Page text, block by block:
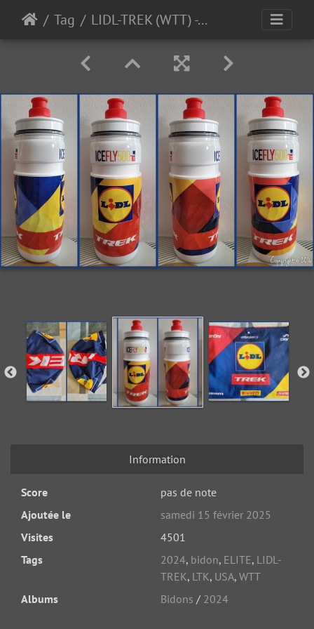
Tag LIDL-TREK (WTT) - THERMIQUE - 2024
Information
Score
pas de note
Ajoutée le
samedi 15 février 2025
Visites
4501
Tags
2024, bidon, ELITE, LIDL-
TREK, LTK, USA, WTT
Albums
Bidons / 2024